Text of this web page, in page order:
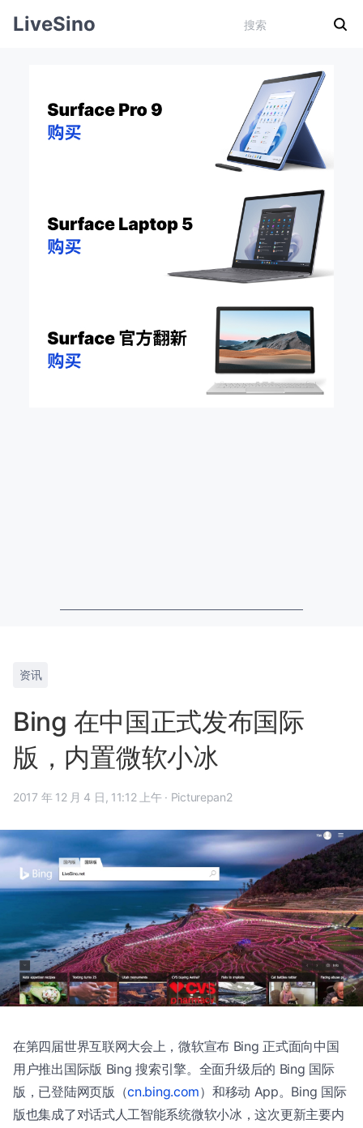
LiveSino
资讯
Bing 在中国正式发布国际
版，内置微软小冰
2017 年 12 月 4 日, 11:12 上午 · Picturepan2
在第四届世界互联网大会上，微软宣布 Bing 正式面向中国
用户推出国际版 Bing 搜索引擎。全面升级后的 Bing 国际
版，已登陆网页版（cn.bing.com）和移动 App。Bing 国际
版也集成了对话式人工智能系统微软小冰，这次更新主要内